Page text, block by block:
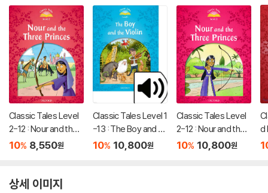
Classic Tales Level
2-12 : Nour and the
Three Princess Stu
10% 8,550원
Classic Tales Level 1
-13 : The Boy and th
e Violin MP3 Pack
10% 10,800원
Classic Tales Level
2-12 : Nour and the
Three Princes MP3
10% 10,800원
d
e
상세 이미지